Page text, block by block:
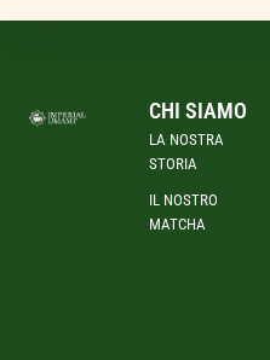
CHI SIAMO
LA NOSTRA
STORIA
IL NOSTRO
MATCHA